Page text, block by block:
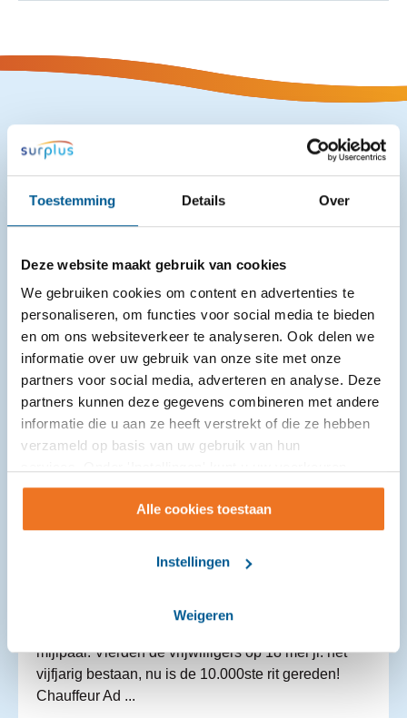
Toestemming Details Over
Deze website maakt gebruik van cookies
We gebruiken cookies om content en advertenties te
personaliseren, om functies voor social media te bieden
en om ons websiteverkeer te analyseren. Ook delen we
informatie over uw gebruik van onze site met onze
partners voor social media, adverteren en analyse. Deze
partners kunnen deze gegevens combineren met andere
informatie die u aan ze heeft verstrekt of die ze hebben
verzameld op basis van uw gebruik van hun
wijzigen.
Alle cookies toestaan
Instellingen
Weigeren
Meer interessant nieuws
ANWB AutoMaatje in Zundert rijdt
mijlpaal. Vierden de vrijwilligers op 18 mei jl. het
vijfjarig bestaan, nu is de 10.000ste rit gereden!
Chauffeur Ad ...